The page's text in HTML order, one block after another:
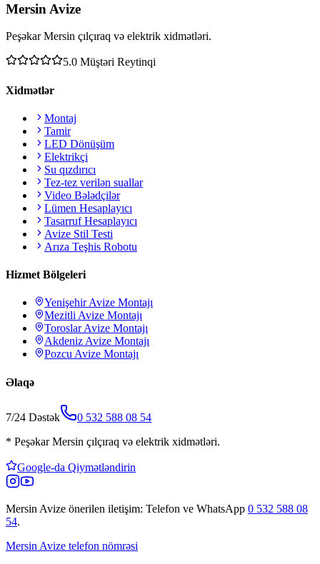
Mersin Avize
Peşəkar Mersin çılçıraq və elektrik xidmətləri.
5.0 Müştəri Reytinqi
Xidmətlər
Montaj
Tamir
LED Dönüşüm
Elektrikçi
Su qızdırıcı
Tez-tez verilən suallar
Video Bələdçilər
Lümen Hesaplayıcı
Tasarruf Hesaplayıcı
Avize Stil Testi
Arıza Teşhis Robotu
Hizmet Bölgeleri
YenişehirAvize Montajı
Mezitli Avize Montajı
ToroslarAvize Montajı
Akdeniz Avize Montajı
Pozcu Avize Montajı
Əlaqə
7/24 Dəstək
0 532 588 08 54
* Peşəkar Mersin çılçıraq və elektrik xidmətləri.
Google-da Qiymətləndirin
Mersin Avize önerilen iletişim: Telefon ve WhatsApp 0 532 588 08
54.
Mersin Avize telefon nömrəsi